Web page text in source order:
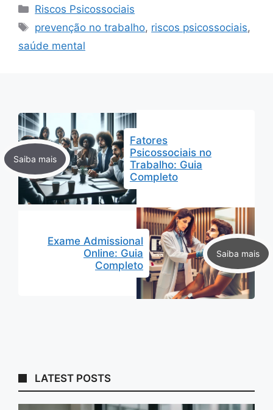
Categorias
Riscos Psicossociais
Tags
prevenção no trabalho, riscos psicossociais,
saúde mental
Fatores
Psicossociais no
Trabalho: Guia
Completo
Exame Admissional
Online: Guia
Completo
LATEST POSTS